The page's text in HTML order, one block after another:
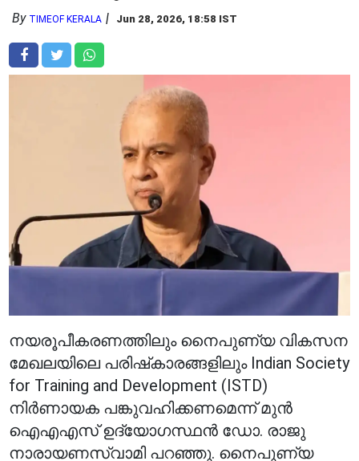
By TIMEOF KERALA Jun 28, 2026, 18:58 IST
നയരൂപീകരണത്തിലും നൈപുണ്യ വികസന
മേഖലയിലെ പരിഷ്‌കാരങ്ങളിലും Indian Society
for Training and Development (ISTD)
നിർണായക പങ്കുവഹിക്കണമെന്ന് മുൻ
ഐഎഎസ് ഉദ്യോഗസ്ഥൻ ഡോ. രാജു
നാരായണസ്വാമി പറഞ്ഞു. നൈപുണ്യ